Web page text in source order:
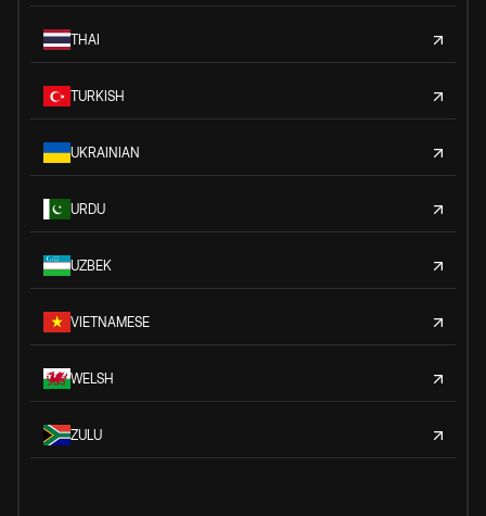
THAI
TURKISH
UKRAINIAN
URDU
UZBEK
VIETNAMESE
WELSH
ZULU